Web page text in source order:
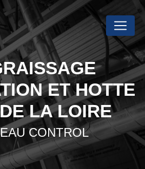
ET HOTTE
LA LOIRE
CONTROL
cookies